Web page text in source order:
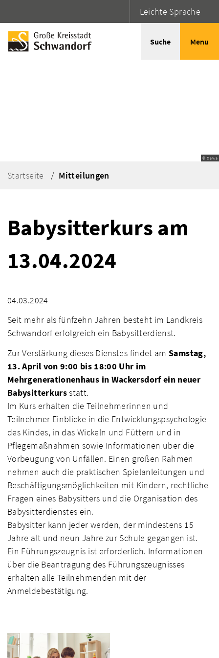
Leichte Sprache
Suche Menu
© Canva
Startseite Mitteilungen
Babysitterkurs am
13.04.2024
04.03.2024
Seit mehr als fünfzehn Jahren besteht im Landkreis
Schwandorf erfolgreich ein Babysitterdienst.
Zur Verstärkung dieses Dienstes findet amSamstag,
13. April von 9:00 bis 18:00 Uhr im
Mehrgenerationenhaus in Wackersdorf ein neuer
Babysitterkursstatt.
Im Kurs erhalten die Teilnehmerinnen und
Teilnehmer Einblicke in die Entwicklungspsychologie
des Kindes, in das Wickeln und Füttern und in
Pflegemaßnahmen sowie Informationen über die
Vorbeugung von Unfällen. Einen großen Rahmen
nehmen auch die praktischen Spielanleitungen und
Beschäftigungsmöglichkeiten mit Kindern, rechtliche
Fragen eines Babysitters und die Organisation des
Babysitterdienstes ein.
Babysitter kann jeder werden, der mindestens 15
Jahre alt und neun Jahre zur Schule gegangen ist.
Ein Führungszeugnis ist erforderlich. Informationen
über die Beantragung des Führungszeugnisses
erhalten alle Teilnehmenden mit der
Anmeldebestätigung.